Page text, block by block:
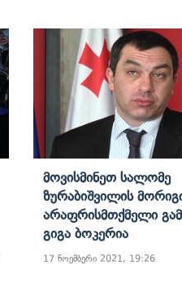
Მოვისმინეთ Სალომე
Ზურაბიშვილის
Არაფრისმთქმელი
Გიგა Ბოკერია
17 ნოემბერი 2021, 19:26